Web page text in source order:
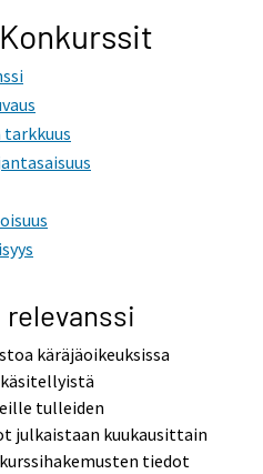
tarkkuus
käräjäoikeuksissa
tulleiden
julkaistaan kuukausittain
tiedot